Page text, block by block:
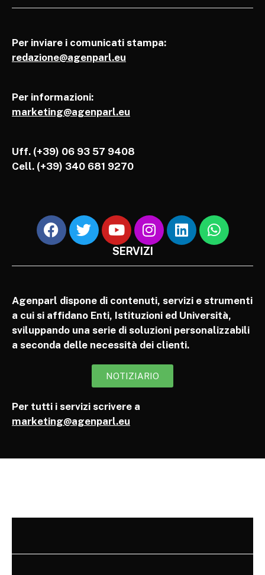
Per inviare i comunicati stampa:
redazione@agenparl.eu
Per informazioni:
marketing@agenparl.eu
Uff. (+39) 06 93 57 9408
Cell. (+39) 340 681 9270
SERVIZI
Agenparl dispone di contenuti, servizi e strumenti
a cui si affidano Enti, Istituzioni ed Università,
sviluppando una serie di soluzioni personalizzabili
a seconda delle necessità dei clienti.
NOTIZIARIO
Per tutti i servizi scrivere a
marketing@agenparl.eu